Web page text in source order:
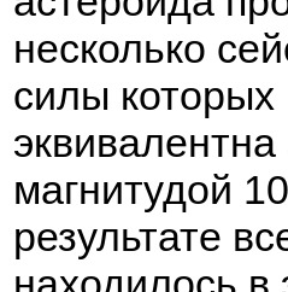
несколько
силы
магнитудой
результате